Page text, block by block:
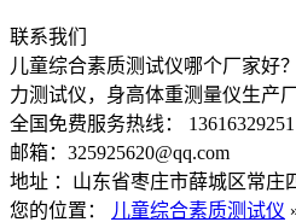
联系我们
儿童综合素质测试仪哪个厂家好
力测试仪，身高体重测量仪生产
全国免费服务热线： 13616329251
邮箱：325925620@qq.com
地址 ：山东省枣庄市薛城区常庄
您的位置：
儿童综合素质测试仪